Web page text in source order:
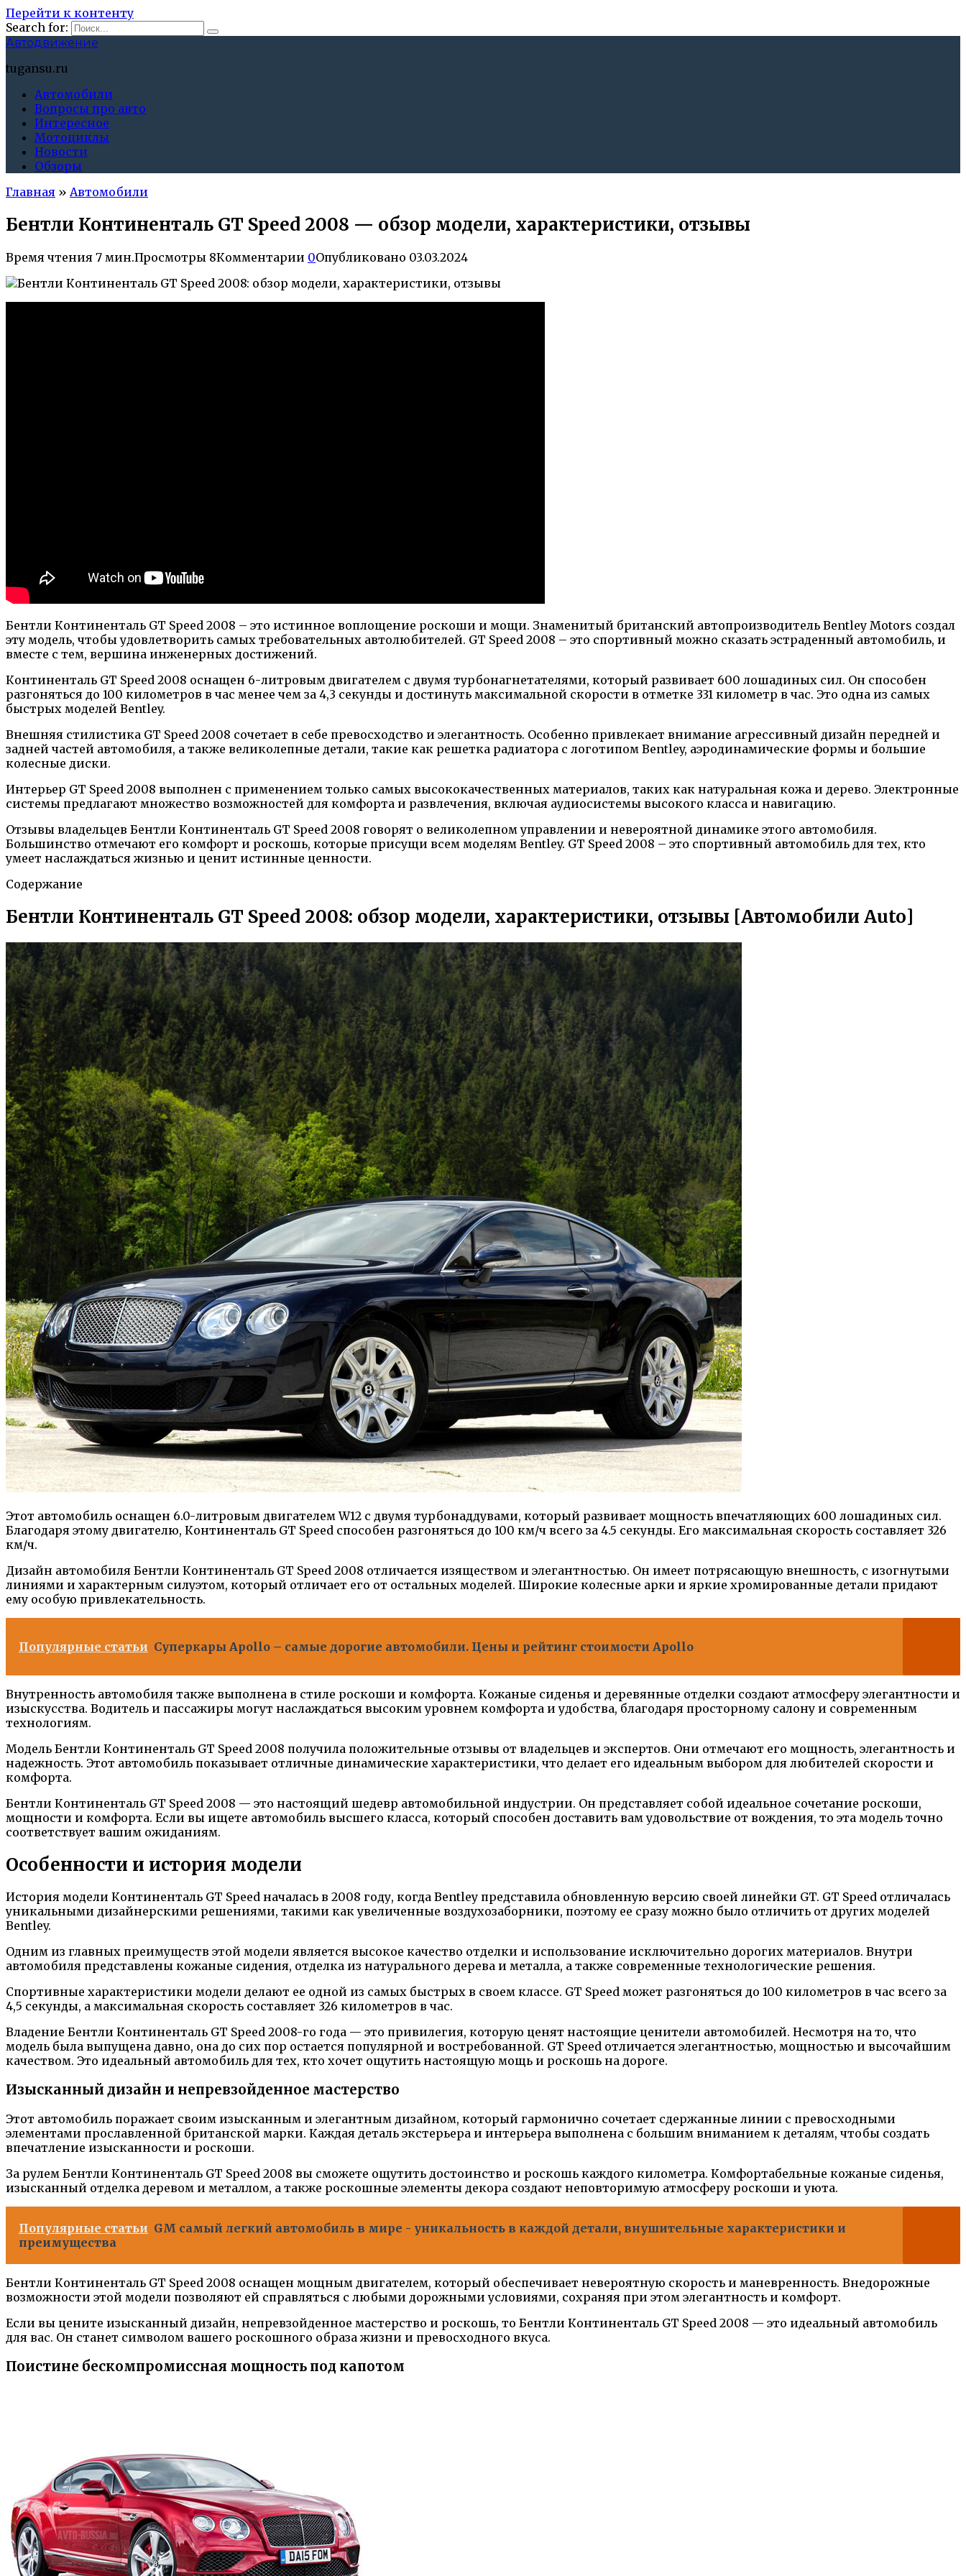
Перейти к контенту
Search for:
Автодвижение
tugansu.ru
Автомобили
Вопросы про авто
Интересное
Мотоциклы
Новости
Обзоры
Главная » Автомобили
Бентли Континенталь GT Speed 2008 — обзор модели, характеристики, отзывы
Время чтения 7 мин.Просмотры 8Комментарии 0Опубликовано 03.03.2024
Бентли Континенталь GT Speed 2008 – это истинное воплощение роскоши и мощи. Знаменитый британский автопроизводитель Bentley Motors создал
эту модель, чтобы удовлетворить самых требовательных автолюбителей. GT Speed 2008 – это спортивный можно сказать эстраденный автомобиль, и
вместе с тем, вершина инженерных достижений.
Континенталь GT Speed 2008 оснащен 6-литровым двигателем с двумя турбонагнетателями, который развивает 600 лошадиных сил. Он способен
разгоняться до 100 километров в час менее чем за 4,3 секунды и достинуть максимальной скорости в отметке 331 километр в час. Это одна из самых
быстрых моделей Bentley.
Внешняя стилистика GT Speed 2008 сочетает в себе превосходство и элегантность. Особенно привлекает внимание агрессивный дизайн передней и
задней частей автомобиля, а также великолепные детали, такие как решетка радиатора с логотипом Bentley, аэродинамические формы и большие
колесные диски.
Интерьер GT Speed 2008 выполнен с применением только самых высококачественных материалов, таких как натуральная кожа и дерево. Электронные
системы предлагают множество возможностей для комфорта и развлечения, включая аудиосистемы высокого класса и навигацию.
Отзывы владельцев Бентли Континенталь GT Speed 2008 говорят о великолепном управлении и невероятной динамике этого автомобиля.
Большинство отмечают его комфорт и роскошь, которые присущи всем моделям Bentley. GT Speed 2008 – это спортивный автомобиль для тех, кто
умеет наслаждаться жизнью и ценит истинные ценности.
Содержание
Бентли Континенталь GT Speed 2008: обзор модели, характеристики, отзывы [Автомобили Auto]
Этот автомобиль оснащен 6.0-литровым двигателем W12 с двумя турбонаддувами, который развивает мощность впечатляющих 600 лошадиных сил.
Благодаря этому двигателю, Континенталь GT Speed способен разгоняться до 100 км/ч всего за 4.5 секунды. Его максимальная скорость составляет 326
км/ч.
Дизайн автомобиля Бентли Континенталь GT Speed 2008 отличается изяществом и элегантностью. Он имеет потрясающую внешность, с изогнутыми
линиями и характерным силуэтом, который отличает его от остальных моделей. Широкие колесные арки и яркие хромированные детали придают
ему особую привлекательность.
Популярные статьи Суперкары Apollo – самые дорогие автомобили. Цены и рейтинг стоимости Apollo
Внутренность автомобиля также выполнена в стиле роскоши и комфорта. Кожаные сиденья и деревянные отделки создают атмосферу элегантности и
изыскусства. Водитель и пассажиры могут наслаждаться высоким уровнем комфорта и удобства, благодаря просторному салону и современным
технологиям.
Модель Бентли Континенталь GT Speed 2008 получила положительные отзывы от владельцев и экспертов. Они отмечают его мощность, элегантность и
надежность. Этот автомобиль показывает отличные динамические характеристики, что делает его идеальным выбором для любителей скорости и
комфорта.
Бентли Континенталь GT Speed 2008 — это настоящий шедевр автомобильной индустрии. Он представляет собой идеальное сочетание роскоши,
мощности и комфорта. Если вы ищете автомобиль высшего класса, который способен доставить вам удовольствие от вождения, то эта модель точно
соответствует вашим ожиданиям.
Особенности и история модели
История модели Континенталь GT Speed началась в 2008 году, когда Bentley представила обновленную версию своей линейки GT. GT Speed отличалась
уникальными дизайнерскими решениями, такими как увеличенные воздухозаборники, поэтому ее сразу можно было отличить от других моделей
Bentley.
Одним из главных преимуществ этой модели является высокое качество отделки и использование исключительно дорогих материалов. Внутри
автомобиля представлены кожаные сидения, отделка из натурального дерева и металла, а также современные технологические решения.
Спортивные характеристики модели делают ее одной из самых быстрых в своем классе. GT Speed может разгоняться до 100 километров в час всего за
4,5 секунды, а максимальная скорость составляет 326 километров в час.
Владение Бентли Континенталь GT Speed 2008-го года — это привилегия, которую ценят настоящие ценители автомобилей. Несмотря на то, что
модель была выпущена давно, она до сих пор остается популярной и востребованной. GT Speed отличается элегантностью, мощностью и высочайшим
качеством. Это идеальный автомобиль для тех, кто хочет ощутить настоящую мощь и роскошь на дороге.
Изысканный дизайн и непревзойденное мастерство
Этот автомобиль поражает своим изысканным и элегантным дизайном, который гармонично сочетает сдержанные линии с превосходными
элементами прославленной британской марки. Каждая деталь экстерьера и интерьера выполнена с большим вниманием к деталям, чтобы создать
впечатление изысканности и роскоши.
За рулем Бентли Континенталь GT Speed 2008 вы сможете ощутить достоинство и роскошь каждого километра. Комфортабельные кожаные сиденья,
изысканный отделка деревом и металлом, а также роскошные элементы декора создают неповторимую атмосферу роскоши и уюта.
Популярные статьи GM самый легкий автомобиль в мире - уникальность в каждой детали, внушительные характеристики и
преимущества
Бентли Континенталь GT Speed 2008 оснащен мощным двигателем, который обеспечивает невероятную скорость и маневренность. Внедорожные
возможности этой модели позволяют ей справляться с любыми дорожными условиями, сохраняя при этом элегантность и комфорт.
Если вы цените изысканный дизайн, непревзойденное мастерство и роскошь, то Бентли Континенталь GT Speed 2008 — это идеальный автомобиль
для вас. Он станет символом вашего роскошного образа жизни и превосходного вкуса.
Поистине бескомпромиссная мощность под капотом